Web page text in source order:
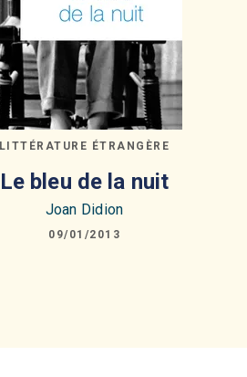
LITTÉRATURE ÉTRANGÈRE
Le bleu de la nuit
Joan Didion
09/01/2013